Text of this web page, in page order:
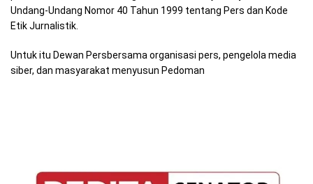
Undang-Undang Nomor 40 Tahun 1999 tentang Pers dan Kode
Etik Jurnalistik.
Untuk itu Dewan Persbersama organisasi pers, pengelola media
siber, dan masyarakat menyusun Pedoman